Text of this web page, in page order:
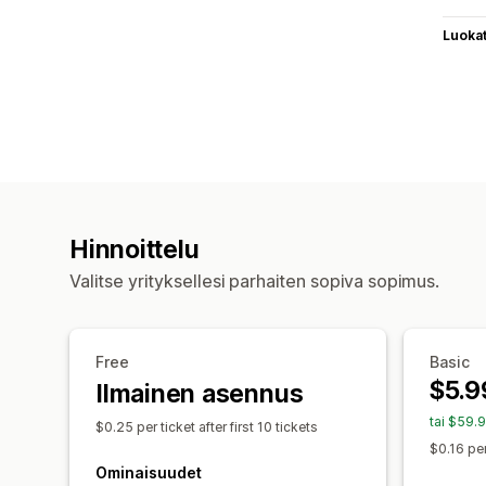
Luokat
Hinnoittelu
Valitse yrityksellesi parhaiten sopiva sopimus.
Free
Ilmainen asennus
$0.25 per ticket after first 10 tickets
Ominaisuudet
Basic
tai
$0.16